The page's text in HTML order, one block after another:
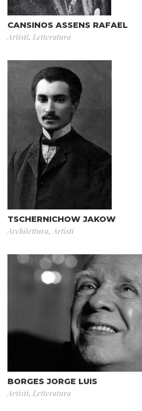
CANSINOS ASSENS RAFAEL
Artisti, Letteratura
TSCHERNICHOW JAKOW
Architettura, Artisti
BORGES JORGE LUIS
Artisti, Letteratura